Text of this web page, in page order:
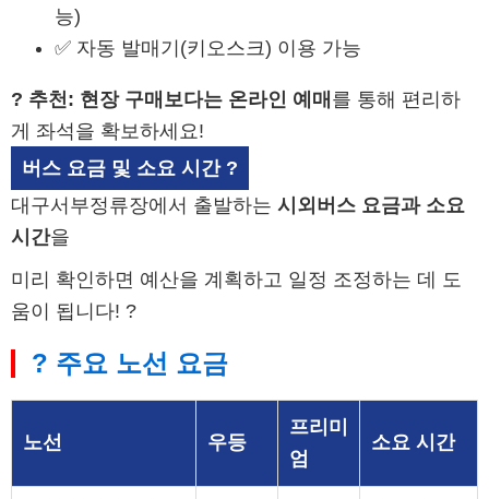
능)
✅ 자동 발매기(키오스크) 이용 가능
? 추천: 현장 구매보다는 온라인 예매 를 통해 편리하
게 좌석을 확보하세요!
버스 요금 및 소요 시간 ?
대구서부정류장에서 출발하는 시외버스 요금과 소요
시간을
미리 확인하면 예산을 계획하고 일정 조정하는 데 도
움이 됩니다! ?
? 주요 노선 요금
노선 우등
프리미
엄
소요 시간